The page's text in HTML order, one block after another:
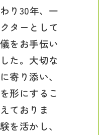
り30年、一
ターとして
をお手伝い
た。大切な
寄り添い、
形にするこ
ておりま
を活かし、